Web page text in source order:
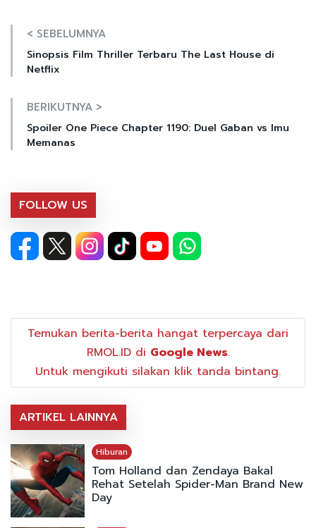
< SEBELUMNYA
Sinopsis Film Thriller Terbaru The Last House di
Netflix
BERIKUTNYA >
Spoiler One Piece Chapter 1190: Duel Gaban vs Imu
Memanas
FOLLOW US
Temukan berita-berita hangat terpercaya dari
RMOL.ID di Google News.
Untuk mengikuti silakan klik tanda bintang.
ARTIKEL LAINNYA
Hiburan
Tom Holland dan Zendaya Bakal
Rehat Setelah Spider-Man Brand New
Day